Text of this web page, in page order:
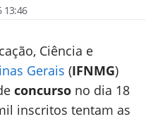
13:46
Ciência e
Gerais (IFNMG)
concurso no dia 18
inscritos tentam as